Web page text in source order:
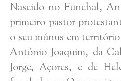
Nascido no Funchal,
primeiro pastor
o seu múnus em
António Joaquim, da
Jorge, Açores, e de